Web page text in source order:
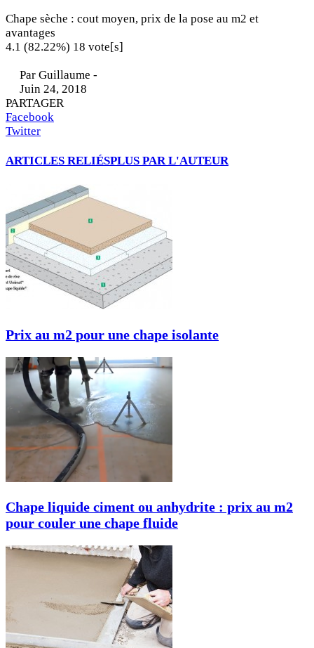
Chape sèche : cout moyen, prix de la pose au m2 et
avantages
4.1 (82.22%) 18 vote[s]
Par Guillaume -
Juin 24, 2018
PARTAGER
Facebook
Twitter
ARTICLES RELIÉSPLUS PAR L'AUTEUR
Prix au m2 pour une chape isolante
Chape liquide ciment ou anhydrite : prix au m2
pour couler une chape fluide